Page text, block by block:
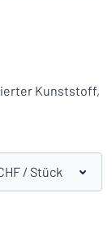
Kunststoff,
/ Stück